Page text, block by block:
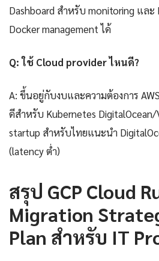
Dashboard สำหรับ monitoring และ
Docker management ได้
Q: ใช้ Cloud provider ไหนดี?
A: ขึ้นอยู่กับงบและความต้องการ
ดีสำหรับ Kubernetes
startup สำหรับไทยแนะนำ
(latency ต่ำ)
สรุป GCP Cloud
Migration
Plan สำหรับ IT